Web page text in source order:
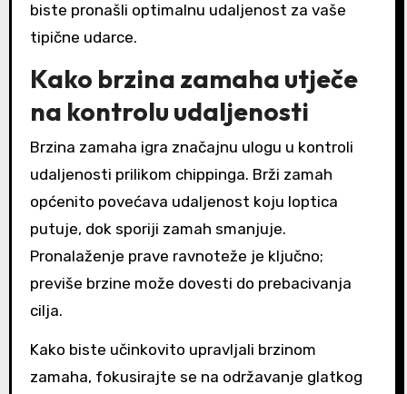
biste pronašli optimalnu udaljenost za vaše
tipične udarce.
Kako brzina zamaha utječe
na kontrolu udaljenosti
Brzina zamaha igra značajnu ulogu u kontroli
udaljenosti prilikom chippinga. Brži zamah
općenito povećava udaljenost koju loptica
putuje, dok sporiji zamah smanjuje.
Pronalaženje prave ravnoteže je ključno;
previše brzine može dovesti do prebacivanja
cilja.
Kako biste učinkovito upravljali brzinom
zamaha, fokusirajte se na održavanje glatkog